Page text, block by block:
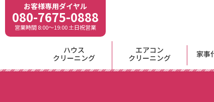
テ
ゲ
お客様専用ダイヤル
080-7675-0888
営業時間 8:00〜19:00 土日祝営業
ハウス
クリーニング
エアコン
クリーニング
家事